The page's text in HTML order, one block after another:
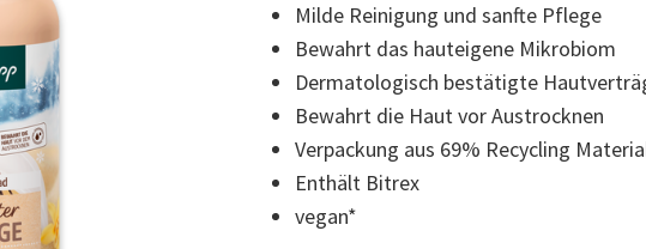
Sternen,
Durchschnittswert
der
Bewertung.
Read
9
Reviews.
Link
derselben
Seite.
Milde Reinigung und sanfte Pflege
Bewahrt das hauteigene Mikrobiom
Dermatologisch bestätigte
Bewahrt die Haut vor Austrocknen
Verpackung aus 69% Recycling
Enthält Bitrex
vegan*